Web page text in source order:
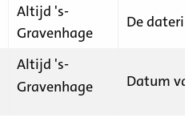
Altijd 's-
Gravenhage
De
Altijd 's-
Gravenhage
Datum